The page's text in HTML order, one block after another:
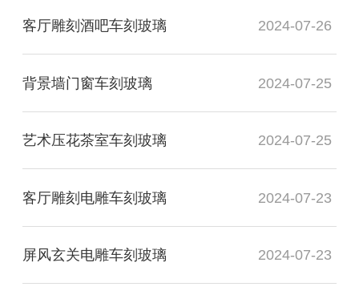
客厅雕刻酒吧车刻玻璃 2024-07-26
背景墙门窗车刻玻璃 2024-07-25
艺术压花茶室车刻玻璃 2024-07-25
客厅雕刻电雕车刻玻璃 2024-07-23
屏风玄关电雕车刻玻璃 2024-07-23